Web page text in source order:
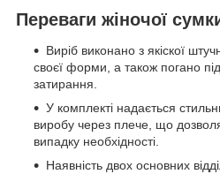
Переваги жіночої
Виріб виконано з якіскої
своєї форми, а також погано
затирання.
У комплекті надається
виробу через плече, що
випадку необхідності.
Наявність двох основних